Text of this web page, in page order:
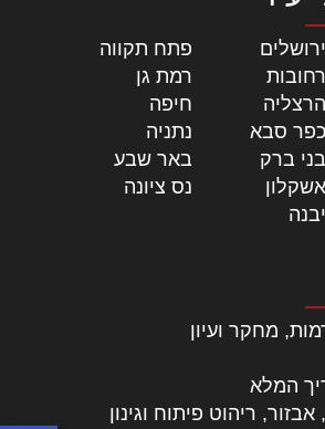
ירושלים פתח תקווה
רחובות רמת גן
הרצליה חיפה
כפר סבא נתניה
בני ברק באר שבע
אשקלון נס ציונה
יבנה
מחקר ועיון
המלא
ריהוט פיתוח וגינון